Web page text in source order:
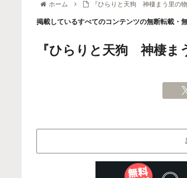
ホーム 『ひらりと天狗 神棲まう里の
掲載しているすべてのコンテンツの無断転載・
『ひらりと天狗 神棲ま